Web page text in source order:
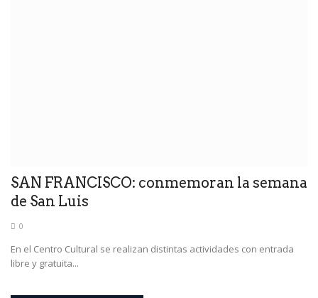
SAN FRANCISCO: conmemoran la semana
de San Luis
0
En el Centro Cultural se realizan distintas actividades con entrada
libre y gratuita...